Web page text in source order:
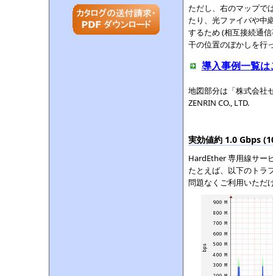
ただし、右のマップで
たり、光ファイバや中
するため (相互接続通
干の位置のぼかしを行
導入事例一覧は
地図部分は「株式会社
ZENRIN CO., LTD.
実効値約 1.0 Gbps
HardEther 専用線サー
たとえば、以下のトラ
問題なくご利用いただ